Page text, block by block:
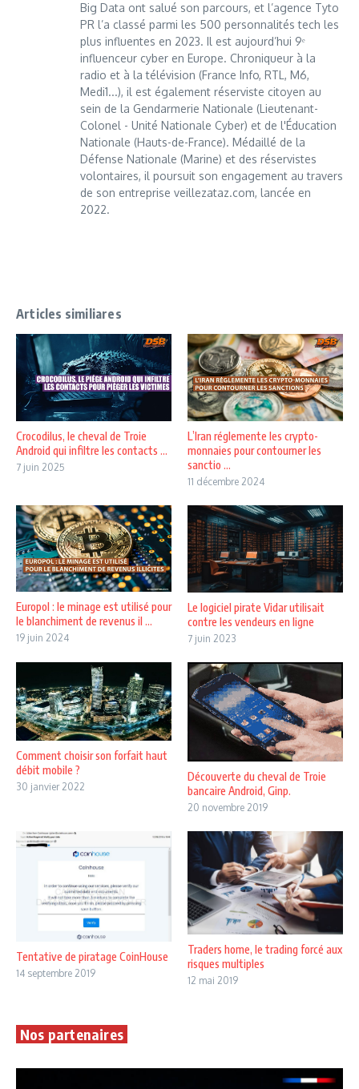
Big Data ont salué son parcours, et l’agence Tyto
PR l’a classé parmi les 500 personnalités tech les
plus influentes en 2023. Il est aujourd’hui 9ᵉ
influenceur cyber en Europe. Chroniqueur à la
radio et à la télévision (France Info, RTL, M6,
Medi1...), il est également réserviste citoyen au
sein de la Gendarmerie Nationale (Lieutenant-
Colonel - Unité Nationale Cyber) et de l'Éducation
Nationale (Hauts-de-France). Médaillé de la
Défense Nationale (Marine) et des réservistes
volontaires, il poursuit son engagement au travers
de son entreprise veillezataz.com, lancée en
2022.
Articles similiares
Crocodilus, le cheval de Troie
Android qui infiltre les contacts ...
7 juin 2025
L’Iran réglemente les crypto-
monnaies pour contourner les
sanctio ...
11 décembre 2024
Europol : le minage est utilisé pour
le blanchiment de revenus il ...
19 juin 2024
Le logiciel pirate Vidar utilisait
contre les vendeurs en ligne
7 juin 2023
Comment choisir son forfait haut
débit mobile ?
30 janvier 2022
Découverte du cheval de Troie
bancaire Android, Ginp.
20 novembre 2019
Tentative de piratage CoinHouse
14 septembre 2019
Traders home, le trading forcé aux
risques multiples
12 mai 2019
Nos partenaires